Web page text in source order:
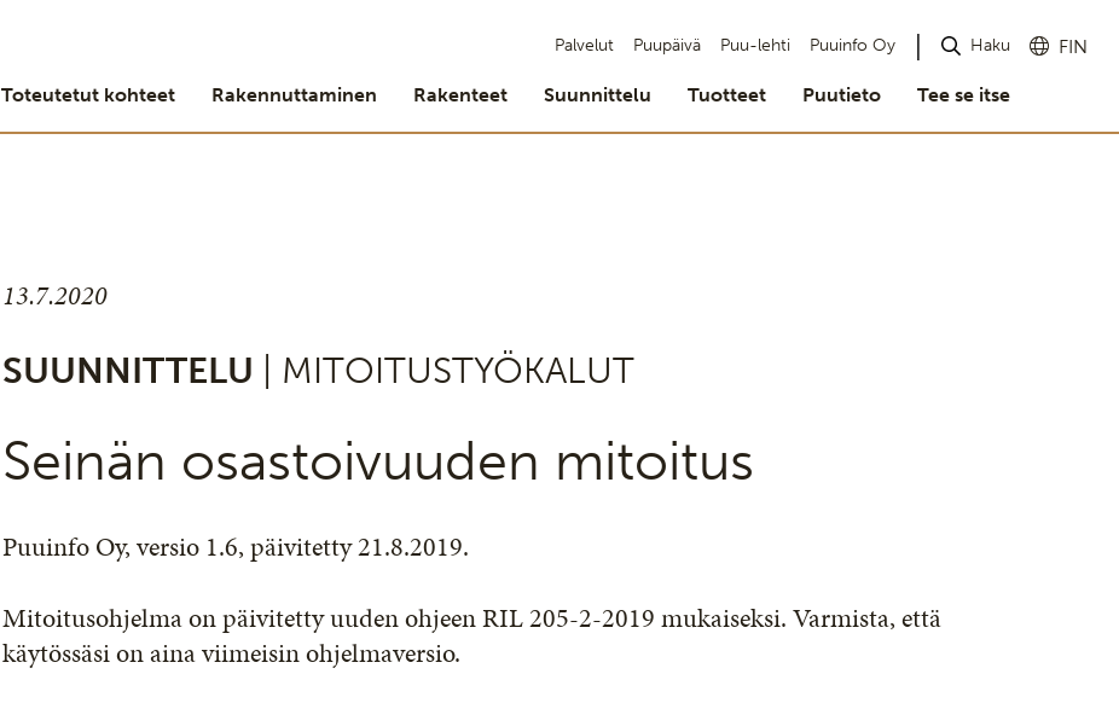
Palvelut Puupäivä Puu-lehti Puuinfo Oy Haku FIN
Toteutetut kohteet Rakennuttaminen Rakenteet Suunnittelu Tuotteet Puutieto Tee se itse
13.7.2020
SUUNNITTELU | MITOITUSTYÖKALUT
Seinän osastoivuuden mitoitus
Puuinfo Oy, versio 1.6, päivitetty 21.8.2019.
Mitoitusohjelma on päivitetty uuden ohjeen RIL 205-2-2019 mukaiseksi. Varmista, että
käytössäsi on aina viimeisin ohjelmaversio.